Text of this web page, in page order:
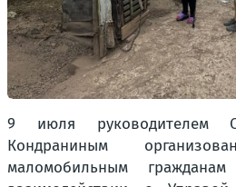
9 июля руководителем
Кондраниным
маломобильным